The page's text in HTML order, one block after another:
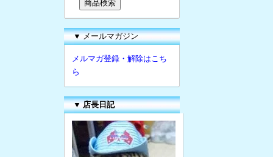
▼ メールマガジン
メルマガ登録・解除はこち
ら
▼ 店長日記